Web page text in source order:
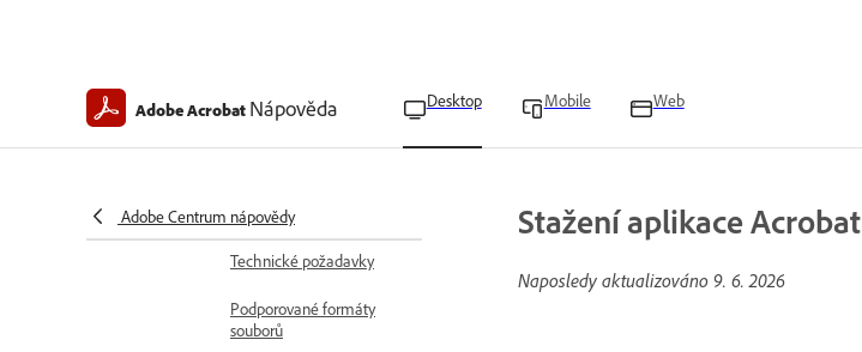
Adobe Acrobat Nápověda Desktop Mobile Web
Adobe Centrum nápovědy
Základy práce s pracovní
plochou
Acrobat Studio
Technické požadavky
Podporované formáty
souborů
Stažení aplikace Acrobat
Naposledy aktualizováno 9. 6. 2026